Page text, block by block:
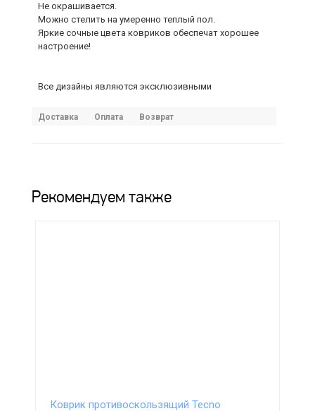
Не окрашивается.
Можно стелить на умеренно теплый пол.
Яркие сочные цвета ковриков обеспечат хорошее
настроение!
Все дизайны являются эксклюзивными
Доставка Оплата Возврат
Рекомендуем также
Коврик противоскользящий Tecno